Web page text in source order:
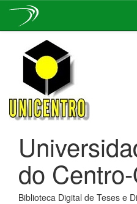
navigation
do
Biblioteca Digital de Teses e